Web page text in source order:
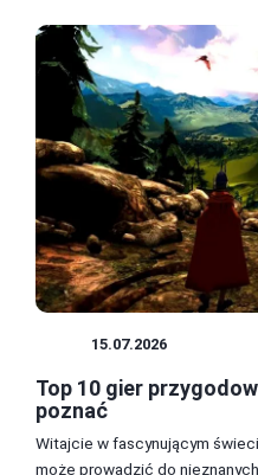
15.07.2026
Top 10 gier
poznać
Witajcie w fascynującym
może prowadzić do nieznanych